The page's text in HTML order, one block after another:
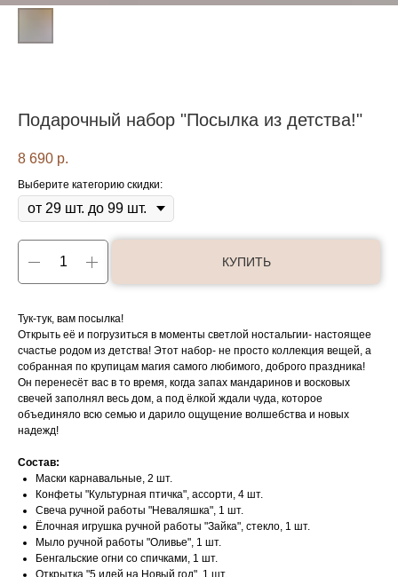
Подарочный набор "Посылка из детства!"
8 690 р.
Выберите категорию скидки:
КУПИТЬ
Тук-тук, вам посылка!
Открыть её и погрузиться в моменты светлой ностальгии- настоящее
счастье родом из детства! Этот набор- не просто коллекция вещей, а
собранная по крупицам магия самого любимого, доброго праздника!
Он перенесёт вас в то время, когда запах мандаринов и восковых
свечей заполнял весь дом, а под ёлкой ждали чуда, которое
объединяло всю семью и дарило ощущение волшебства и новых
надежд!
Состав:
Маски карнавальные, 2 шт.
Конфеты "Культурная птичка", ассорти, 4 шт.
Свеча ручной работы "Неваляшка", 1 шт.
Ёлочная игрушка ручной работы "Зайка", стекло, 1 шт.
Мыло ручной работы "Оливье", 1 шт.
Бенгальские огни со спичками, 1 шт.